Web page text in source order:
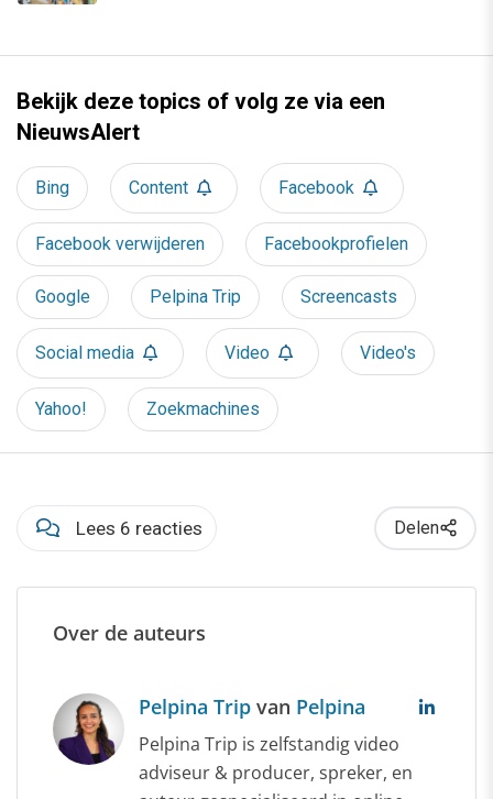
Bekijk deze topics of volg ze via een
NieuwsAlert
Bing Content Facebook
Facebook verwijderen Facebookprofielen
Google Pelpina Trip Screencasts
Social media Video Video's
Yahoo! Zoekmachines
Lees 6 reacties Delen
Over de auteurs
Pelpina Trip van Pelpina
Pelpina Trip is zelfstandig video
adviseur & producer, spreker, en